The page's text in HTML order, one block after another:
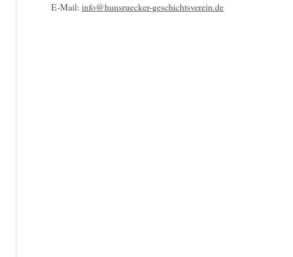
E-Mail:info@hunsruecker-geschichtsverein.de